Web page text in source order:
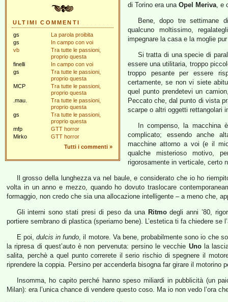
ULTIMI COMMENTI
gs
La parola proibita
gs
In campo con voi
vb
Tra tutte le passioni,
proprio questa
finelli
In campo con voi
gs
Tra tutte le passioni,
proprio questa
MCP
Tra tutte le passioni,
proprio questa
.mau.
Tra tutte le passioni,
proprio questa
gs
Tra tutte le passioni,
proprio questa
mfp
GTT horror
Mirko
GTT horror
Tutti i commenti »
di Torino era una Opel Meriva, e
Bene, dopo tre settimane
qualcuno moltissimo,
impegnare la casa e la moglie
Si tratta di una specie di
essere una utilitaria, troppo
troppo pesante per essere
certamente, se non vi siete
quel punto prendetevi un
Peccato che, dal punto di vista
scarpe o altri oggetti rettangolari
In compenso, la macchina
complicato; essendo anche
macchine attorno a voi (e il
qualche misterioso motivo,
rigorosamente in verticale, certo
Il grosso della lunghezza va nel baule, e considerato che io ho
volta in un anno e mezzo, quando ho dovuto traslocare
formaggio, non credo che sia una allocazione intelligente – a meno che,
Gli interni sono stati presi di peso da una Ritmodegli anni ’80,
portiere sembrano di plastica (speriamo bene). L’estetica ti fa chiedere se
E poi, dulcis in fundo, il motore. Va bene, probabilmente sono io che
la ripresa di quest’auto è non pervenuta: persino le vecchie Unola
salita, perchè a quel punto correrete il serio rischio di spegnere il
riprendere la coppia. Persino per accenderla bisogna far girare il motorino
Insomma, ho capito perché hanno speso miliardi in pubblicità (un
Milan): era l’unica chance di vendere questo coso. Ma io non vedo l’ora